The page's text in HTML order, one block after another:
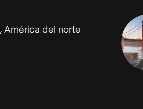
Estados Unidos, América del